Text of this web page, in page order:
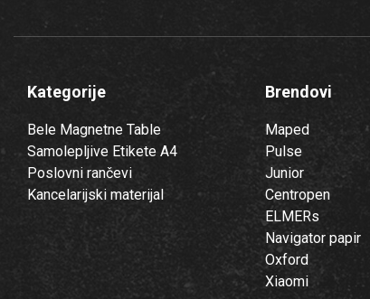
Kategorije
Bele Magnetne Table
Samolepljive Etikete A4
Poslovni rančevi
Kancelarijski materijal
Brendovi
Maped
Pulse
Junior
Centropen
ELMERs
Navigator papir
Oxford
Xiaomi